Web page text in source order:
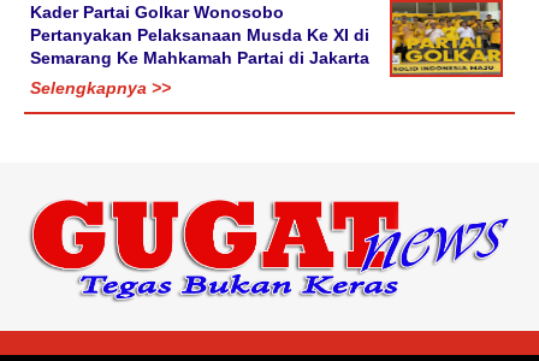
Kader Partai Golkar Wonosobo
Pertanyakan Pelaksanaan Musda Ke XI di
Semarang Ke Mahkamah Partai di Jakarta
Selengkapnya >>